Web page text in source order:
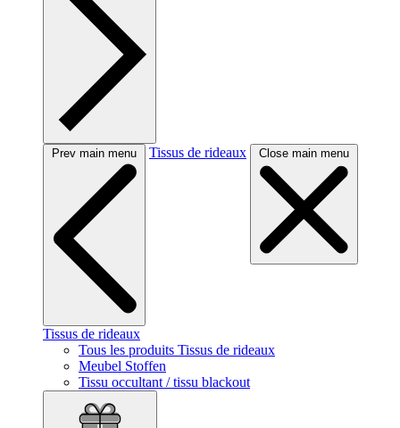
Prev main menu Tissus de rideaux Close main menu
Tissus de rideaux
Tous les produits Tissus de rideaux
Meubel Stoffen
Tissu occultant / tissu blackout